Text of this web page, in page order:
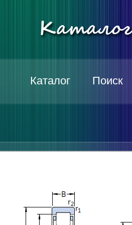
Каталог Поиск